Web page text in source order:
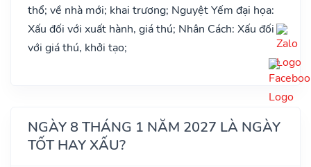
thổ; về nhà mới; khai trương; Nguyệt Yếm đại họa:
Xấu đối với xuất hành, giá thú; Nhân Cách: Xấu đối
với giá thú, khởi tạo;
NGÀY 8 THÁNG 1 NĂM 2027 LÀ NGÀY
TỐT HAY XẤU?